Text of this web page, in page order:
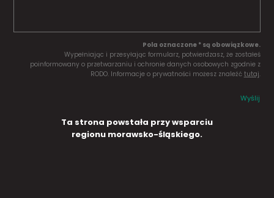
Pola oznaczone * są obowiązkowe.
Wypełniając i przesyłając formularz, potwierdzasz, że zostałeś
poinformowany o przetwarzaniu i ochronie danych osobowych zgodnie z
RODO. Informacje o prywatności możesz znaleźć tutaj.
Wyślij
Ta strona powstała przy wsparciu
regionu morawsko-śląskiego.